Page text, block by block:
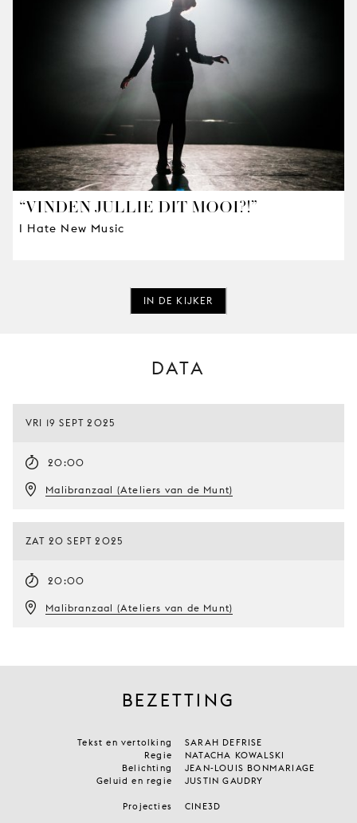
“VINDEN JULLIE DIT MOOI?!”
I Hate New Music
IN DE KIJKER
DATA
VRI 19 SEPT 2025
20:00
Malibranzaal (Ateliers van de Munt)
ZAT 20 SEPT 2025
20:00
Malibranzaal (Ateliers van de Munt)
BEZETTING
Tekst en vertolking
SARAH DEFRISE
Regie
NATACHA KOWALSKI
Belichting
JEAN-LOUIS BONMARIAGE
Geluid en regie
JUSTIN GAUDRY
Projecties CINE3D